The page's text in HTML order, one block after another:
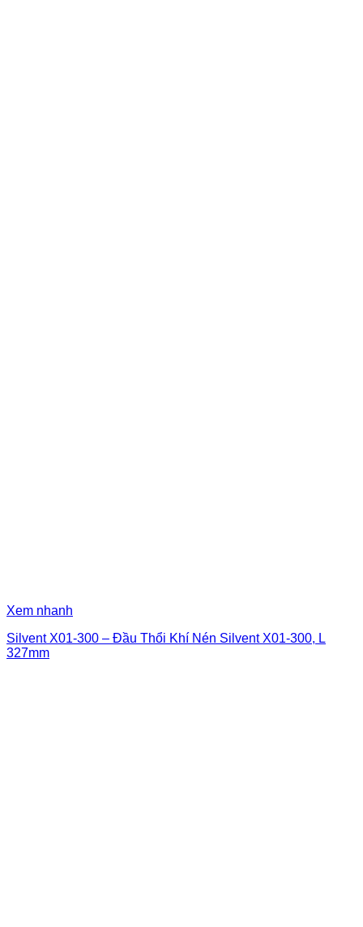
Xem nhanh
Silvent X01-300 – Đầu Thổi Khí Nén Silvent X01-300, L
327mm